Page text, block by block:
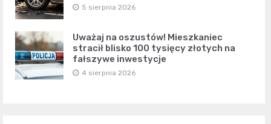
5 sierpnia 2026
Uważaj na oszustów! Mieszkaniec
stracił blisko 100 tysięcy złotych na
fałszywe inwestycje
4 sierpnia 2026